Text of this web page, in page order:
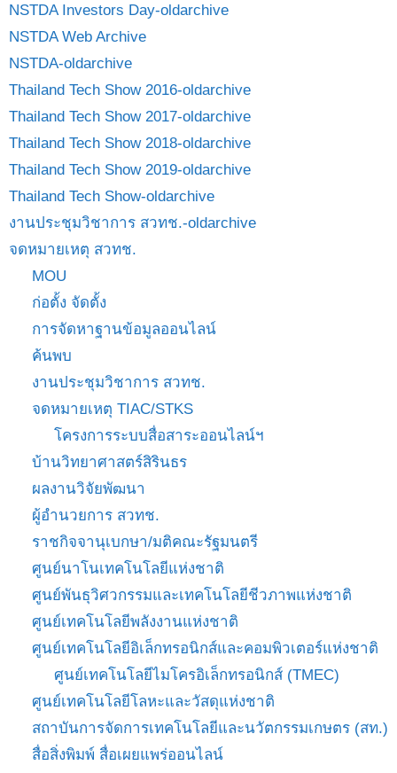
NSTDA Investors Day-oldarchive
NSTDA Web Archive
NSTDA-oldarchive
Thailand Tech Show 2016-oldarchive
Thailand Tech Show 2017-oldarchive
Thailand Tech Show 2018-oldarchive
Thailand Tech Show 2019-oldarchive
Thailand Tech Show-oldarchive
งานประชุมวิชาการ สวทช.-oldarchive
จดหมายเหตุ สวทช.
MOU
ก่อตั้ง จัดตั้ง
การจัดหาฐานข้อมูลออนไลน์
ค้นพบ
งานประชุมวิชาการ สวทช.
จดหมายเหตุ TIAC/STKS
โครงการระบบสื่อสาระออนไลน์ฯ
บ้านวิทยาศาสตร์สิรินธร
ผลงานวิจัยพัฒนา
ผู้อำนวยการ สวทช.
ราชกิจจานุเบกษา/มติคณะรัฐมนตรี
ศูนย์นาโนเทคโนโลยีแห่งชาติ
ศูนย์พันธุวิศวกรรมและเทคโนโลยีชีวภาพแห่งชาติ
ศูนย์เทคโนโลยีพลังงานแห่งชาติ
ศูนย์เทคโนโลยีอิเล็กทรอนิกส์และคอมพิวเตอร์แห่งชาติ
ศูนย์เทคโนโลยีไมโครอิเล็กทรอนิกส์ (TMEC)
ศูนย์เทคโนโลยีโลหะและวัสดุแห่งชาติ
สถาบันการจัดการเทคโนโลยีและนวัตกรรมเกษตร (สท.)
สื่อสิ่งพิมพ์ สื่อเผยแพร่ออนไลน์